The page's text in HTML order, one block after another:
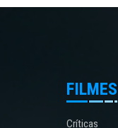
FILMES
Críticas